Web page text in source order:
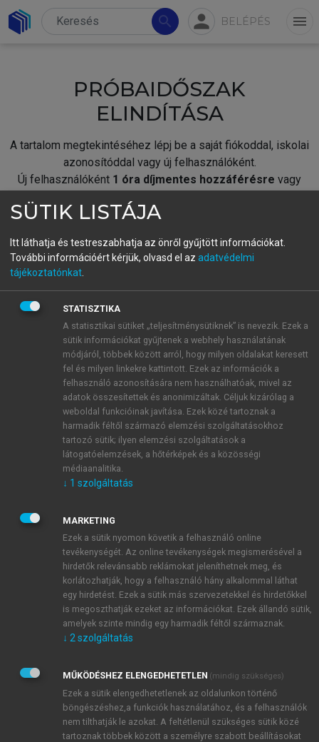
search person BELÉPÉS menu
PRÓBAIDŐSZAK
ELINDÍTÁSA
A tartalom megtekintéséhez lépj be a saját fiókoddal, iskolai
azonosítóddal vagy új felhasználóként.
Új felhasználóként 1 óra díjmentes hozzáférésre vagy
fiókoddal,vagy hozz létre új fiókot.
A regisztráció után apróbaidőszakautomatikusan
BELÉPÉS SAJÁT FIÓKKAL
ÚJ FIÓK LÉTREHOZÁSA
1 óra díjmentes hozzáférés
E-MAIL-CÍM
JELSZÓ
JELSZÓ ÚJRA
Kérek értesítést a MeRSZ újdonságairól, akcióiról.
Kérek értesítést az Akadémiai Kiadó Zrt. újdonságairól,
Adatkezelési tájékoztatóbanfoglaltakat tudomásul
veszem és elfogadom.
Általános vásárlási feltételeket, valamint a szotar.netés a
mersz.huoldalak licencszerződéseiben foglaltakat
tudomásul veszem és elfogadom.
SÜTIK LISTÁJA
Itt láthatja és testreszabhatja az önről gyűjtött információkat.
További információért kérjük, olvasd el az adatvédelmi
tájékoztatónkat
STATISZTIKA
A statisztikai sütiket „teljesítménysütiknek” is nevezik. Ezek a
sütik információkat gyűjtenek a webhely használatának
módjáról, többek között arról, hogy milyen oldalakat keresett
fel és milyen linkekre kattintott. Ezek az információk a
felhasználó azonosítására nem használhatóak, mivel az
adatok összesítettek és anonimizáltak. Céljuk kizárólag a
weboldal funkcióinak javítása. Ezek közé tartoznak a
harmadik féltől származó elemzési szolgáltatásokhoz
tartozó sütik; ilyen elemzési szolgáltatások a
látogatóelemzések, a hőtérképek és a közösségi
médiaanalitika.
↓ 1 szolgáltatás
MARKETING
Ezek a sütik nyomon követik a felhasználó online
tevékenységét. Az online tevékenységek megismerésével a
hirdetők relevánsabb reklámokat jeleníthetnek meg, és
korlátozhatják, hogy a felhasználó hány alkalommal láthat
egy hirdetést. Ezek a sütik más szervezetekkel és hirdetőkkel
is megoszthatják ezeket az információkat. Ezek állandó sütik,
amelyek szinte mindig egy harmadik féltől származnak.
↓ 2 szolgáltatás
MŰKÖDÉSHEZ ELENGEDHETETLEN (mindig szükséges)
Ezek a sütik elengedhetetlenek az oldalunkon történő
böngészéshez,a funkciók használatához, és a felhasználók
nem tilthatják le azokat. A feltétlenül szükséges sütik közé
tartoznak többek között a személyre szabott beállításokat